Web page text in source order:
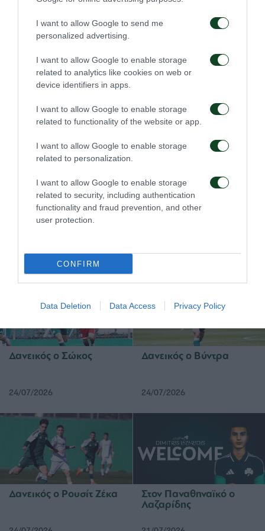
I want to allow Google to send me
personalized advertising.
I want to allow Google to enable storage
related to analytics like cookies on web or
device identifiers in apps.
I want to allow Google to enable storage
related to functionality of the website or app.
I want to allow Google to enable storage
related to personalization.
I want to allow Google to enable storage
related to security, including authentication
functionality and fraud prevention, and other
user protection.
CONFIRM
Data Deletion Data Access Privacy Policy
Παρασκευόπουλος (55′ Σαντικάι), Καραγιάννης,
Ζερβόπουλος, Σκεντεράι (64′ Παπαδόπουλος),
Τζαβίδας (59′ Καλομοίρης), Σερπέζης, Σέχου,
Αθανασακόπουλος, Ζαγαρίτης.
ΑΚΑΔΗΜΙΑ
Επαγγελματικά
συμβόλαια σε έξι παιδιά
07/08/2026 02/08/2026
Δανεικός ο Σώκος
24/07/2026
Δανεικός ο Βύντρα
24/07/2026
Δανεικός ο Ρουσίτ Ζέκα Στον Παναθηναϊκό ο
Λαζαρίδης